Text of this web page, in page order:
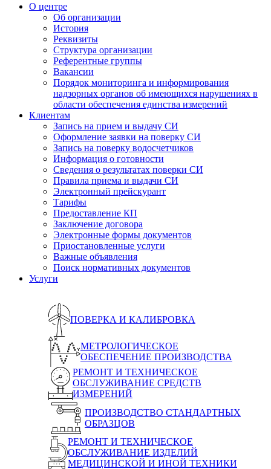
О центре
Об организации
История
Реквизиты
Структура организации
Референтные группы
Вакансии
Порядок мониторинга и информирования
надзорных органов об имеющихся нарушениях в
области обеспечения единства измерений
Клиентам
Запись на прием и выдачу СИ
Оформление заявки на поверку СИ
Запись на поверку водосчетчиков
Информация о готовности
Сведения о результатах поверки СИ
Правила приема и выдачи СИ
Электронный прейскурант
Тарифы
Предоставление КП
Заключение договора
Электронные формы документов
Приостановленные услуги
Важные объявления
Поиск нормативных документов
Услуги
ПОВЕРКА И КАЛИБРОВКА
МЕТРОЛОГИЧЕСКОЕ
ОБЕСПЕЧЕНИЕ ПРОИЗВОДСТВА
РЕМОНТ И ТЕХНИЧЕСКОЕ
ОБСЛУЖИВАНИЕ СРЕДСТВ
ИЗМЕРЕНИЙ
ПРОИЗВОДСТВО СТАНДАРТНЫХ
ОБРАЗЦОВ
РЕМОНТ И ТЕХНИЧЕСКОЕ
ОБСЛУЖИВАНИЕ ИЗДЕЛИЙ
МЕДИЦИНСКОЙ И ИНОЙ ТЕХНИКИ